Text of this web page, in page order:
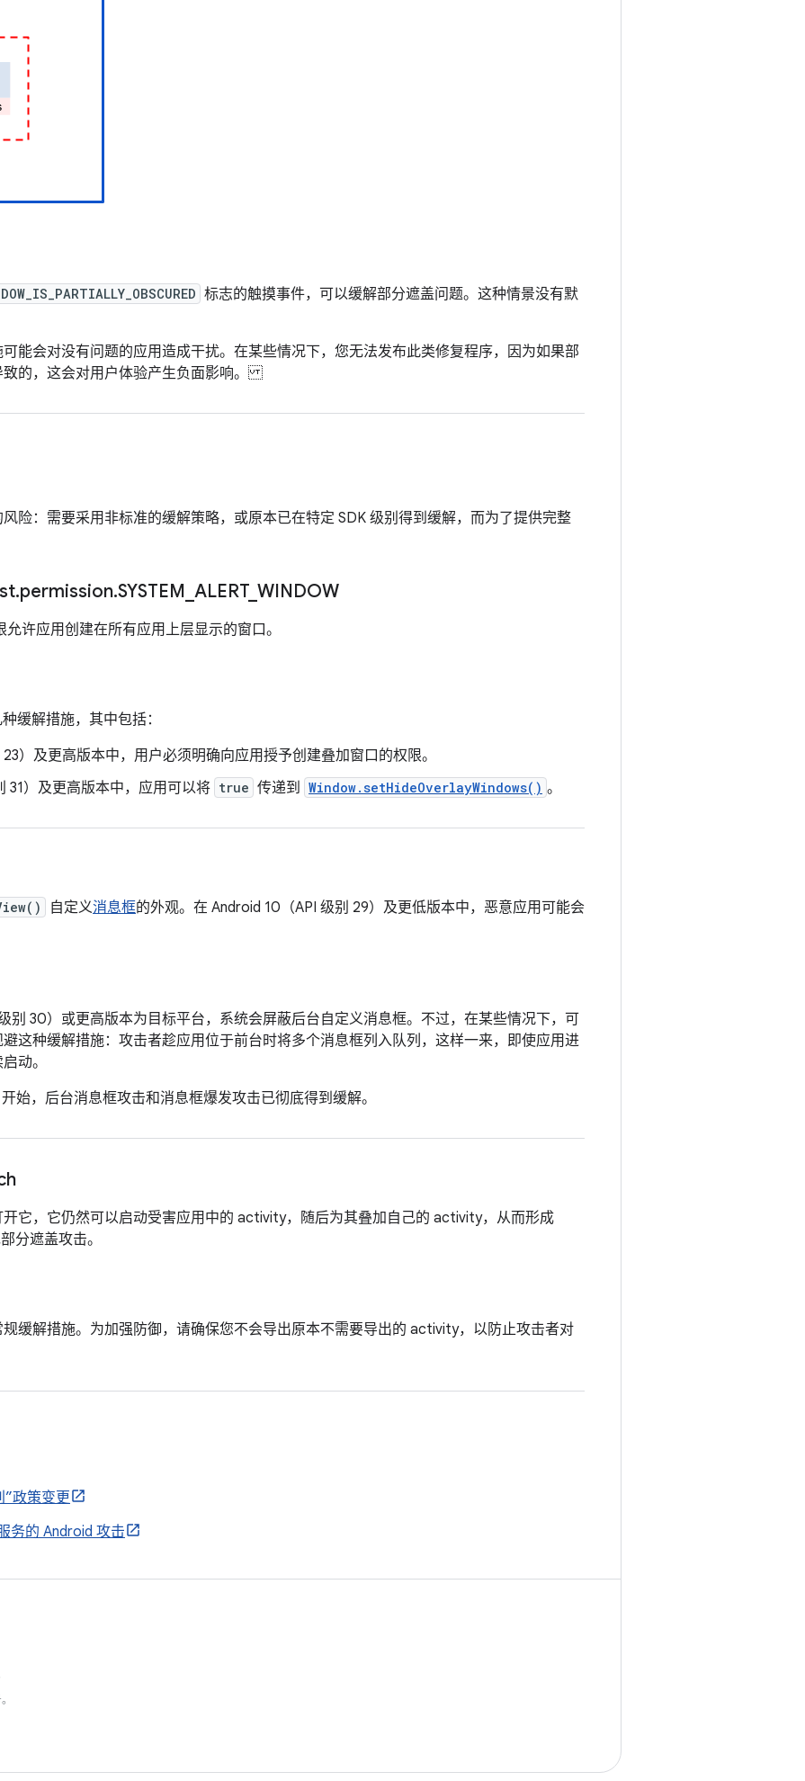
标志的触摸事件，可以缓解部分遮盖问题。这种情景没有默
可能会对没有问题的应用造成干扰。在某些情况下，您无法发布此类修复程序，因为如果部
致的，这会对用户体验产生负面影响。
险：需要采用非标准的缓解策略，或原本已在特定 SDK 级别得到缓解，而为了提供完整
.permission.SYSTEM ALERT_ WINDOW
允许应用创建在所有应用上层显示的窗口。
缓解措施，其中包括：
）及更高版本中，用户必须明确向应用授予创建叠加窗口的权限。
31）及更高版本中，应用可以将 true 传递到 Window.setHideOverlayWindows() 。
自定义消息框的外观。在 Android 10（API 级别 29）及更低版本中，恶意应用可能会
别 30）或更高版本为目标平台，系统会屏蔽后台自定义消息框。不过，在某些情况下，可
这种缓解措施：攻击者趁应用位于前台时将多个消息框列入队列，这样一来，即使应用进
动。
始，后台消息框攻击和消息框爆发攻击已彻底得到缓解。
它，它仍然可以启动受害应用中的 activity，随后为其叠加自己的 activity，从而形成
分遮盖攻击。
缓解措施。为加强防御，请确保您不会导出原本不需要导出的 activity，以防止攻击者对
”政策变更
务的 Android 攻击